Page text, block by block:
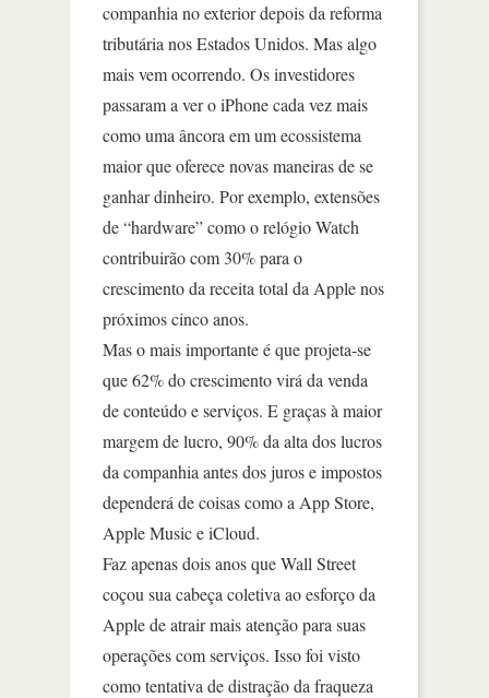
companhia no exterior depois da reforma
tributária nos Estados Unidos. Mas algo
mais vem ocorrendo. Os investidores
passaram a ver o iPhone cada vez mais
como uma âncora em um ecossistema
maior que oferece novas maneiras de se
ganhar dinheiro. Por exemplo, extensões
de “hardware” como o relógio Watch
contribuirão com 30% para o
crescimento da receita total da Apple nos
próximos cinco anos.
Mas o mais importante é que projeta-se
que 62% do crescimento virá da venda
de conteúdo e serviços. E graças à maior
margem de lucro, 90% da alta dos lucros
da companhia antes dos juros e impostos
dependerá de coisas como a App Store,
Apple Music e iCloud.
Faz apenas dois anos que Wall Street
coçou sua cabeça coletiva ao esforço da
Apple de atrair mais atenção para suas
operações com serviços. Isso foi visto
como tentativa de distração da fraqueza